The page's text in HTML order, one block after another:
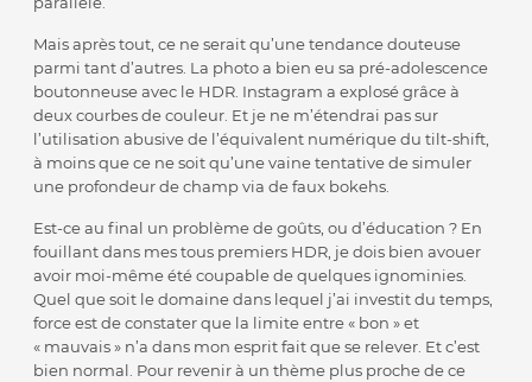
Mais après tout, ce ne serait qu’une tendance douteuse
parmi tant d’autres. La photo a bien eu sa pré-adolescence
boutonneuse avec le HDR. Instagram a explosé grâce à
deux courbes de couleur. Et je ne m’étendrai pas sur
l’utilisation abusive de l’équivalent numérique du tilt-shift,
à moins que ce ne soit qu’une vaine tentative de simuler
une profondeur de champ via de faux bokehs.
Est-ce au final un problème de goûts, ou d’éducation ? En
fouillant dans mes tous premiers HDR, je dois bien avouer
avoir moi-même été coupable de quelques ignominies.
Quel que soit le domaine dans lequel j’ai investit du temps,
force est de constater que la limite entre « bon » et
« mauvais » n’a dans mon esprit fait que se relever. Et c’est
bien normal. Pour revenir à un thème plus proche de ce